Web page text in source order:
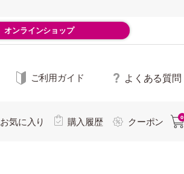
オンラインショップ
ご利用ガイド よくある質問
お気に入り 購入履歴 クーポン 0